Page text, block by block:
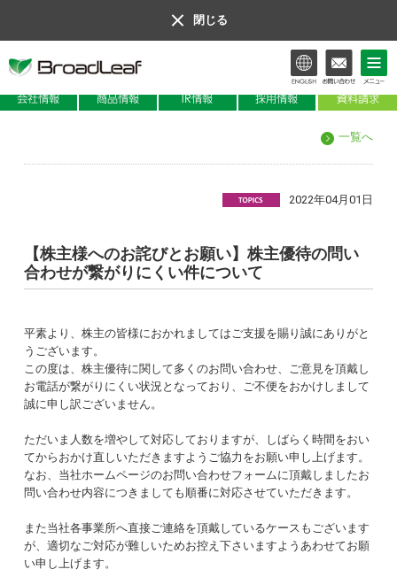
閉じる
IR情報
一覧へ
2022年04月01日
【株主様へのお詫びとお願い】株主優待の問い
合わせが繋がりにくい件について
平素より、株主の皆様におかれましてはご支援を賜り誠にありがと
うございます。
この度は、株主優待に関して多くのお問い合わせ、ご意見を頂戴し
お電話が繋がりにくい状況となっており、ご不便をおかけしまして
誠に申し訳ございません。
ただいま人数を増やして対応しておりますが、しばらく時間をおい
てからおかけ直しいただきますようご協力をお願い申し上げます。
なお、当社ホームページのお問い合わせフォームに頂戴しましたお
問い合わせ内容につきましても順番に対応させていただきます。
また当社各事業所へ直接ご連絡を頂戴しているケースもございます
が、適切なご対応が難しいためお控え下さいますようあわせてお願
い申し上げます。